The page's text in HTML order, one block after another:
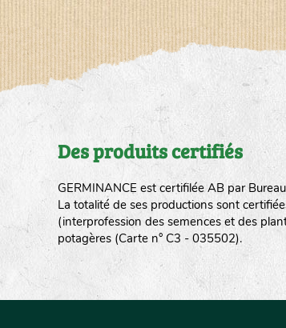
Des produits certifiés
GERMINANCE est certifilée AB par
La totalité de ses productions sont
(interprofession des semences et des
potagères (Carte n° C3 - 035502).